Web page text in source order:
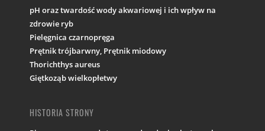
pH oraz twardość wody akwariowej i ich wpływ na
zdrowie ryb
Pielęgnica czarnopręga
Prętnik trójbarwny, Prętnik miodowy
Thorichthys aureus
Giętkoząb wielkopłetwy
HISTORIA STRONY